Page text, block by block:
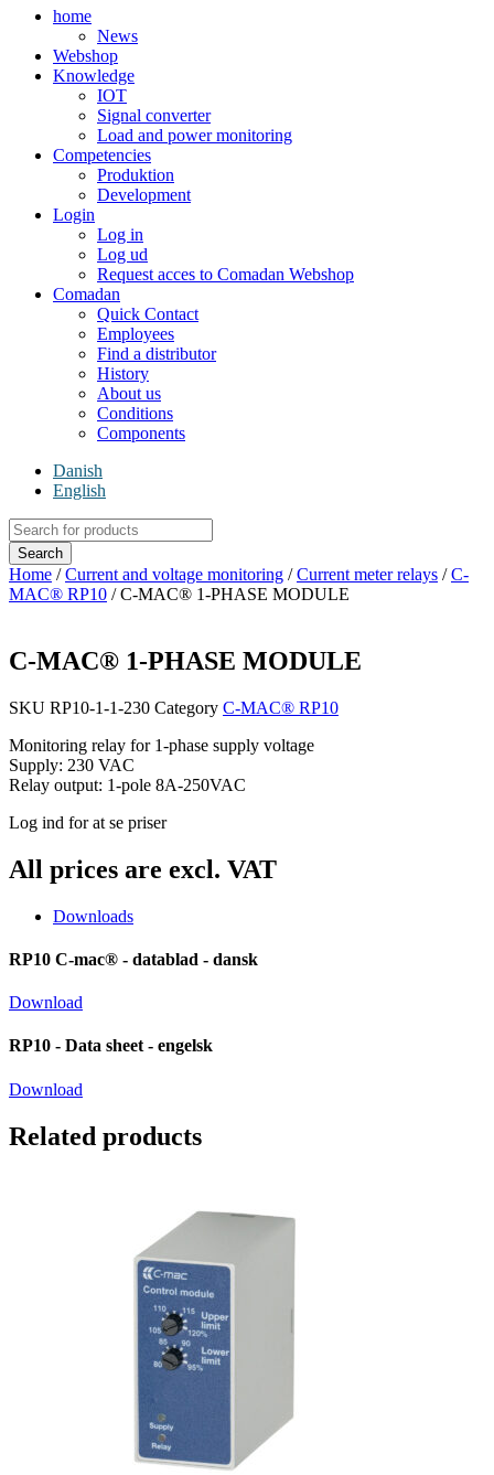
home
News
Webshop
Knowledge
IOT
Signal converter
Load and power monitoring
Competencies
Produktion
Development
Login
Log in
Log ud
Request acces to Comadan Webshop
Comadan
Quick Contact
Employees
Find a distributor
History
About us
Conditions
Components
Danish
English
Products
search
Search
Home /Current and voltage monitoring /Current meter relays /C-
MAC® RP10 / C-MAC® 1-PHASE MODULE
C-MAC® 1-PHASE MODULE
SKU RP10-1-1-230 Category C-MAC® RP10
Monitoring relay for 1-phase supply voltage
Supply: 230 VAC
Relay output: 1-pole 8A-250VAC
Log ind for at se priser
All prices are excl. VAT
Downloads
RP10 C-mac® - datablad - dansk
Download
RP10 - Data sheet - engelsk
Download
Related products